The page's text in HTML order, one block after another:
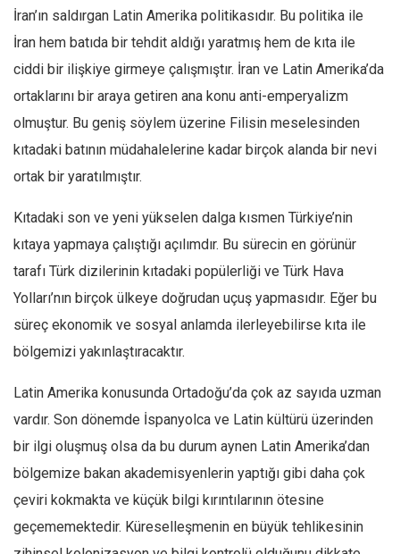
İran’ın saldırgan Latin Amerika politikasıdır. Bu politika ile
İran hem batıda bir tehdit aldığı yaratmış hem de kıta ile
ciddi bir ilişkiye girmeye çalışmıştır. İran ve Latin Amerika’da
ortaklarını bir araya getiren ana konu anti-emperyalizm
olmuştur. Bu geniş söylem üzerine Filisin meselesinden
kıtadaki batının müdahalelerine kadar birçok alanda bir nevi
ortak bir yaratılmıştır.
Kıtadaki son ve yeni yükselen dalga kısmen Türkiye’nin
kıtaya yapmaya çalıştığı açılımdır. Bu sürecin en görünür
tarafı Türk dizilerinin kıtadaki popülerliği ve Türk Hava
Yolları’nın birçok ülkeye doğrudan uçuş yapmasıdır. Eğer bu
süreç ekonomik ve sosyal anlamda ilerleyebilirse kıta ile
bölgemizi yakınlaştıracaktır.
Latin Amerika konusunda Ortadoğu’da çok az sayıda uzman
vardır. Son dönemde İspanyolca ve Latin kültürü üzerinden
bir ilgi oluşmuş olsa da bu durum aynen Latin Amerika’dan
bölgemize bakan akademisyenlerin yaptığı gibi daha çok
çeviri kokmakta ve küçük bilgi kırıntılarının ötesine
geçememektedir. Küreselleşmenin en büyük tehlikesinin